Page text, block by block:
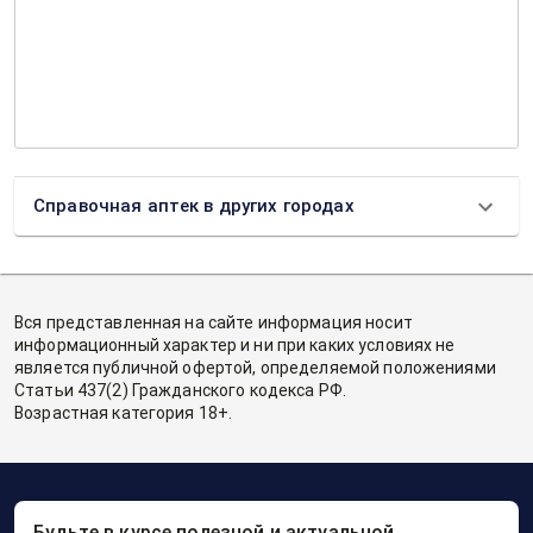
Справочная аптек в других городах
Вся представленная на сайте информация носит
информационный характер и ни при каких условиях не
является публичной офертой, определяемой положениями
Статьи 437(2) Гражданского кодекса РФ.
Возрастная категория 18+.